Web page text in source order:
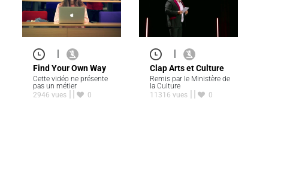
Find Your Own Way
Cette vidéo ne présente
pas un métier
2946 vues
0
Clap Arts et Culture
Remis par le Ministère de
la Culture
11316 vues
0